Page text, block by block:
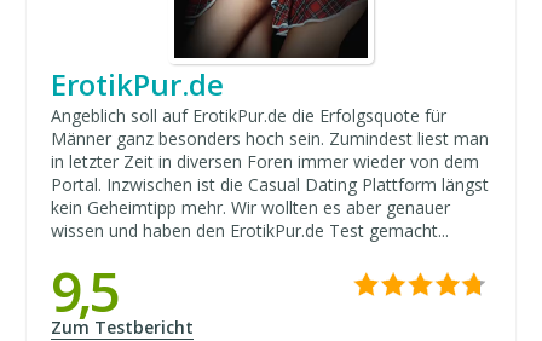
ErotikPur.de
Angeblich soll auf ErotikPur.de die Erfolgsquote für
Männer ganz besonders hoch sein. Zumindest liest man
in letzter Zeit in diversen Foren immer wieder von dem
Portal. Inzwischen ist die Casual Dating Plattform längst
kein Geheimtipp mehr. Wir wollten es aber genauer
wissen und haben den ErotikPur.de Test gemacht...
9,5
Zum Testbericht